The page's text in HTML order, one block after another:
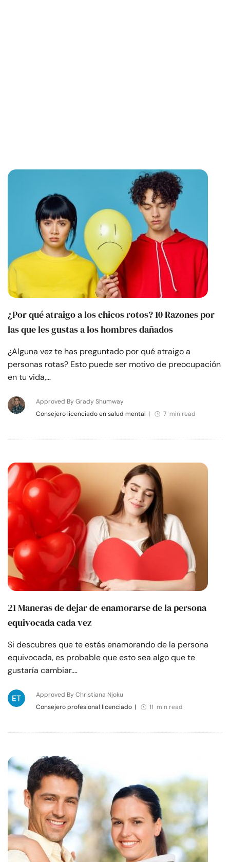
¿Por qué atraigo a los chicos rotos? 10 Razones por
las que les gustas a los hombres dañados
¿Alguna vez te has preguntado por qué atraigo a
personas rotas? Esto puede ser motivo de preocupación
en tu vida,…
Approved By Grady Shumway
Consejero licenciado en salud mental | 7 min read
21 Maneras de dejar de enamorarse de la persona
equivocada cada vez
Si descubres que te estás enamorando de la persona
equivocada, es probable que esto sea algo que te
gustaría cambiar.…
Approved By Christiana Njoku
Consejero profesional licenciado | 11 min read